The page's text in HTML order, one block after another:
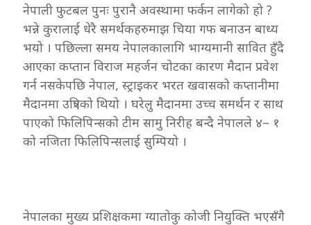
नेपाली फुटबल पुनः पुरानै अवस्थामा फर्कन लागेको हो ?
भन्ने कुरालाई धेरै समर्थकहरुमाझ चिया गफ बनाउन बाध्य
भयो । पछिल्ला समय नेपालकालागि भाग्यमानी सावित हुँदै
आएका कप्तान विराज महर्जन चोटका कारण मैदान प्रवेश
गर्न नसकेपछि नेपाल, स्ट्राइकर भरत खवासको कप्तानीमा
मैदानमा उत्रिएको थियो । घरेलु मैदानमा उच्च समर्थन र साथ
पाएको फिलिपिन्सको टीम सामु निरीह बन्दै नेपालले ४– १
को नजिता फिलिपिन्सलाई सुम्पियो ।
नेपालका मुख्य प्रशिक्षकमा ग्यातोकु कोजी नियुक्ति भएसँगै